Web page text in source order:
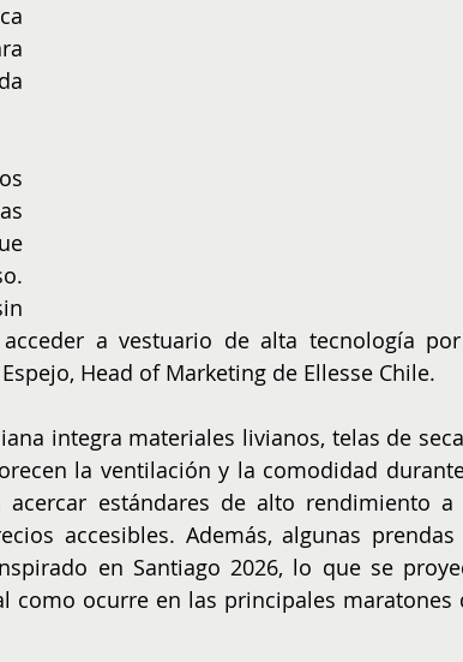
a vestuario de alta tecnología
Head of Marketing de Ellesse Chile.
integra materiales livianos, telas de
la ventilación y la comodidad
acercar estándares de alto rendimiento a
accesibles. Además, algunas prendas
en Santiago 2026, lo que se
como ocurre en las principales maratones